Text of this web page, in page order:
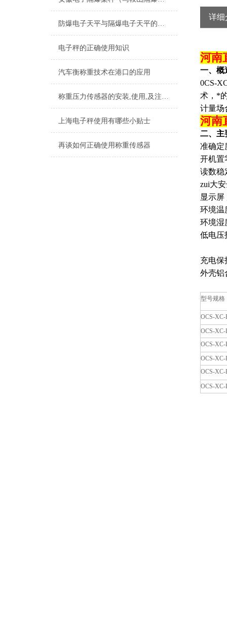
防爆电子天平与隔爆电子天平的区别分析
电子秤的正确使用知识
汽车衡称重技术在港口的应用
称重压力传感器的安装,使用,及注意事项
上海电子秤使用有哪些小贴士
再谈如何正确使用称重传感器
详细
河南
一、概
0CS-
术，*
计量场
河南
二、主
准确定
开机
读数稳
zui大
显示屏
环境
环境湿
低电压
充电保
外壳铝
型号规格
OCS-XC-
OCS-XC-
OCS-XC-
OCS-XC-
OCS-XC-
OCS-XC-